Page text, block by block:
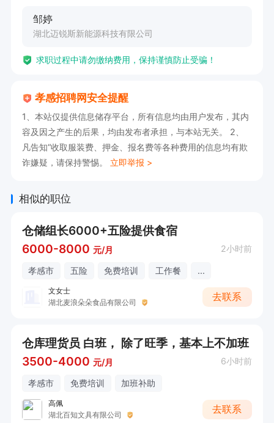
邹婷
湖北迈锐斯新能源科技有限公司
求职过程中请勿缴纳费用，保持谨慎防止受骗！
孝感招聘网安全提醒
1、本站仅提供信息储存平台，所有信息均由用户发布，其内
容及因之产生的后果，均由发布者承担，与本站无关。 2、
凡告知“收取服装费、押金、报名费等各种费用的信息均有欺
诈嫌疑，请保持警惕。 立即举报 >
相似的职位
仓储组长6000+五险提供食宿
6000-8000 元/月 2小时前
孝感市 五险 免费培训 工作餐 ...
文女士
湖北麦浪朵朵食品有限公司
去联系
仓库理货员 白班， 除了旺季，基本上不加班
3500-4000 元/月 6小时前
孝感市 免费培训 加班补助
高佩
湖北百知文具有限公司
去联系